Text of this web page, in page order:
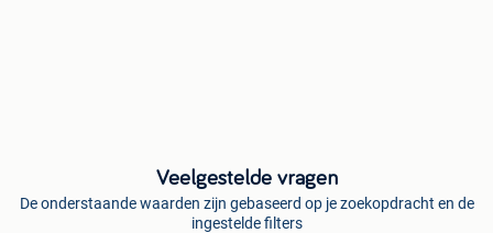
Veelgestelde vragen
De onderstaande waarden zijn gebaseerd op je zoekopdracht en de
ingestelde filters